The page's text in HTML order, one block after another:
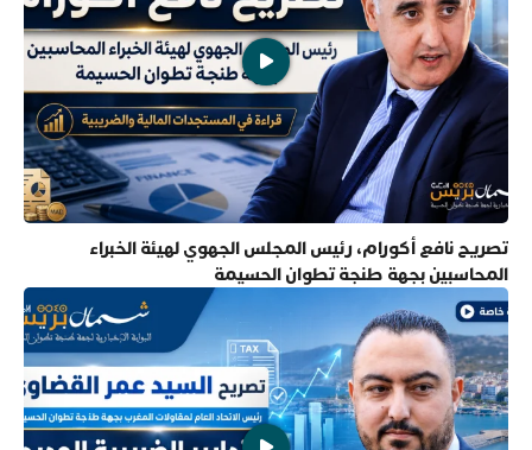
تصريح نافع أكورام، رئيس المجلس الجهوي لهيئة الخبراء
المحاسبين بجهة طنجة تطوان الحسيمة